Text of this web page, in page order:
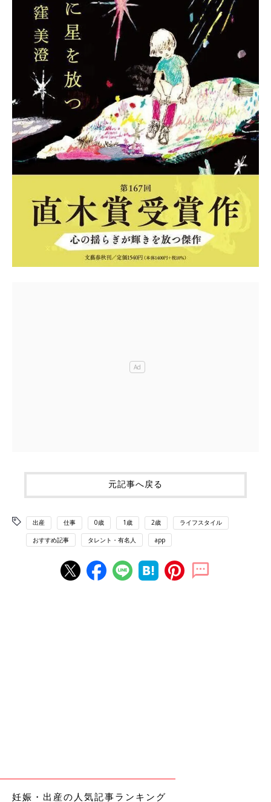
元記事へ戻る
出産 仕事 0歳 1歳 2歳 ライフスタイル
おすすめ記事 タレント・有名人 app
妊娠・出産の人気記事ランキング